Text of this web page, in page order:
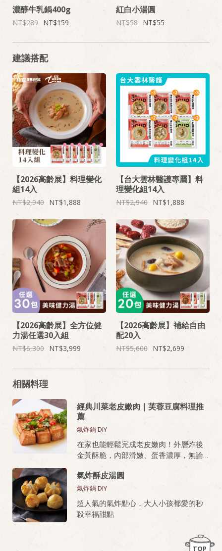
濃醇牛乳鍋400g
289 159
紅白小湯圓
58 55
建議搭配
【2026高齡展】料理變化
組14入
2,940 1,888
【台大雲林醫護專屬】料
理變化組14入
2,940 1,888
【2026高齡展】全方位健
力湯任選30入組
6,300 3,999
【2026高齡展】補給自由
配20入
5,600 2,699
相關料理
經典川菜老皮嫩肉｜芙蓉豆腐料理推
薦
氣炸鍋 DIY
在家也能輕鬆完成老皮嫩肉！外層炸後
金黃酥脆，內部滑嫩、蛋香濃厚，無論
油炸或氣炸都好上手，新手也能做出餐
廳級美味。
桂冠芙蓉豆腐，就是做老皮嫩肉的秘密
武器！
氣炸酥皮湯圓
氣炸鍋 DIY
超人氣的氣炸點心，大人小孩都愛的秒
殺幸福甜點
TOP